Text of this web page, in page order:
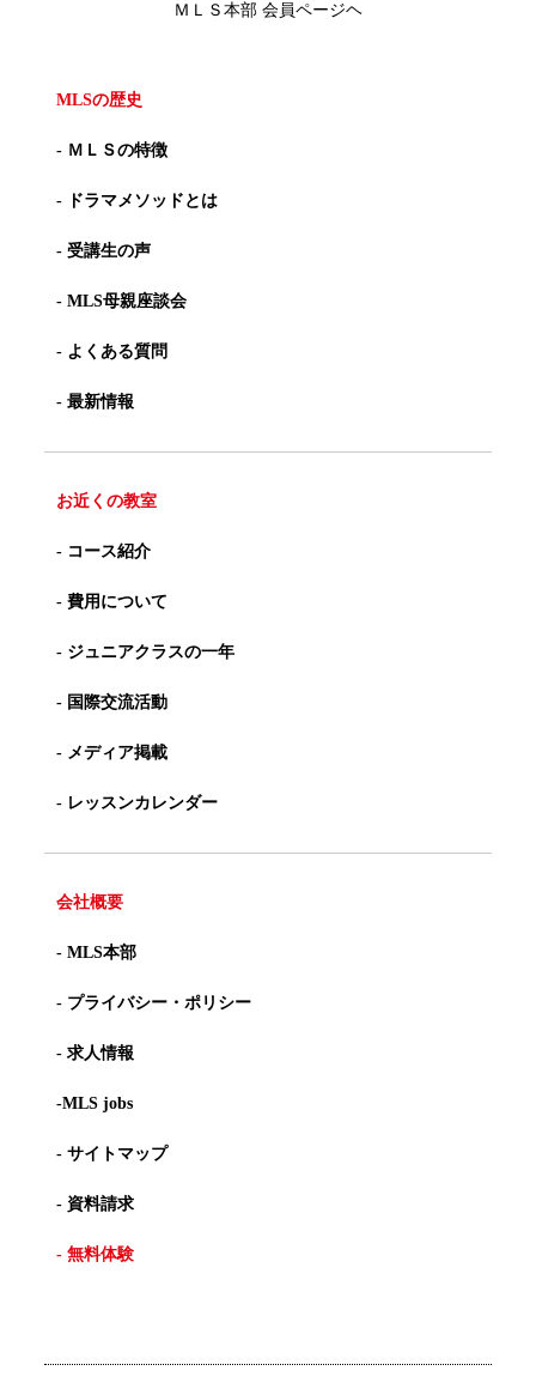
ＭＬＳ本部 会員ページヘ
MLSの歴史
- ＭＬＳの特徴
- ドラマメソッドとは
- 受講生の声
- MLS母親座談会
- よくある質問
- 最新情報
お近くの教室
- コース紹介
- 費用について
- ジュニアクラスの一年
- 国際交流活動
- メディア掲載
- レッスンカレンダー
会社概要
- MLS本部
- プライバシー・ポリシー
- 求人情報
-MLS jobs
- サイトマップ
- 資料請求
- 無料体験